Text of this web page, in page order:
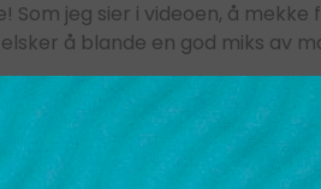
jeg sier i videoen, å
å blande en god miks av